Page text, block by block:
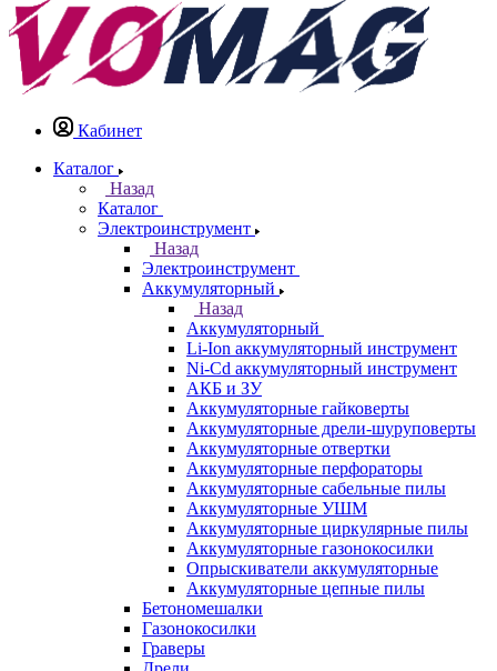
Кабинет
Каталог
Назад
Каталог
Электроинструмент
Назад
Электроинструмент
Аккумуляторный
Назад
Аккумуляторный
Li-Ion аккумуляторный инструмент
Ni-Cd аккумуляторный инструмент
АКБ и ЗУ
Аккумуляторные гайковерты
Аккумуляторные дрели-шуруповерты
Аккумуляторные отвертки
Аккумуляторные перфораторы
Аккумуляторные сабельные пилы
Аккумуляторные УШМ
Аккумуляторные циркулярные пилы
Аккумуляторные газонокосилки
Опрыскиватели аккумуляторные
Аккумуляторные цепные пилы
Бетономешалки
Газонокосилки
Граверы